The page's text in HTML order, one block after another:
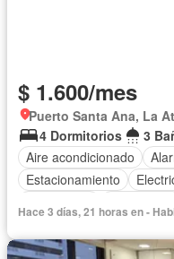
$ 1.600/mes
Puerto Santa Ana, La
4 Dormitorios
3
Aire acondicionado
Estacionamiento
Acceso para personas
Hace 3 días, 21 horas en -